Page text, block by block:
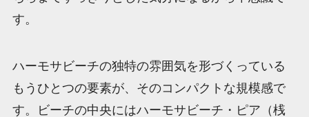
す。
ハーモサビーチの独特の雰囲気を形づくっている
もうひとつの要素が、そのコンパクトな規模感で
す。ビーチの中央にはハーモサビーチ・ピア（桟